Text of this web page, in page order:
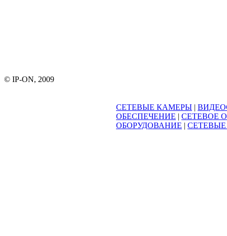
© IP-ON, 2009
СЕТЕВЫЕ КАМЕРЫ |
ОБЕСПЕЧЕНИЕ | СЕТЕВОЕ
ОБОРУДОВАНИЕ |